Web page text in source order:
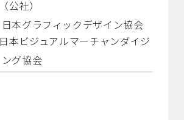
（公社）
日本グラフィックデザイン協会
日本ビジュアルマーチャンダイジ
ング協会